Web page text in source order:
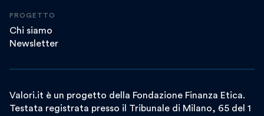
PROGETTO
Chi siamo
Newsletter
Valori.it è un progetto della Fondazione Finanza Etica.
Testata registrata presso il Tribunale di Milano, 65 del 1